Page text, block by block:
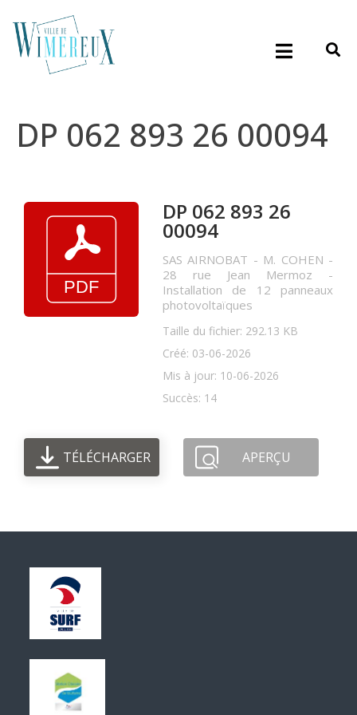
DP 062 893 26 00094
DP 062 893 26
00094
SAS AIRNOBAT - M. COHEN -
28 rue Jean Mermoz -
Installation de 12 panneaux
photovoltaïques
Taille du fichier: 292.13 KB
Créé: 03-06-2026
Mis à jour: 10-06-2026
Succès: 14
TÉLÉCHARGER APERÇU